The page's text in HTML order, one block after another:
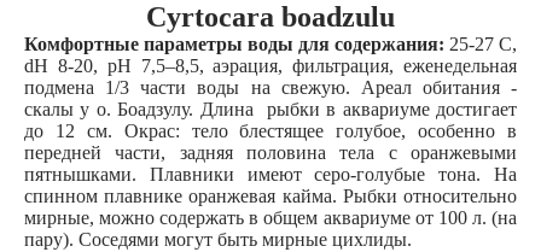
Cyrtocara boadzulu
Комфортные параметры воды для содержания: 25-27 С,
dH 8-20, рН 7,5–8,5, аэрация, фильтрация, еженедельная
подмена 1/3 части воды на свежую. Ареал обитания -
скалы у о. Боадзулу. Длина рыбки в аквариуме достигает
до 12 см. Окрас: тело блестящее голубое, особенно в
передней части, задняя половина тела с оранжевыми
пятнышками. Плавники имеют серо-голубые тона. На
спинном плавнике оранжевая кайма. Рыбки относительно
мирные, можно содержать в общем аквариуме от 100 л. (на
пару). Соседями могут быть мирные цихлиды.